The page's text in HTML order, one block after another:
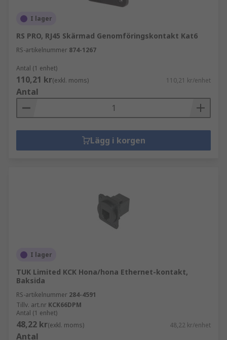
I lager
RS PRO, RJ45 Skärmad Genomföringskontakt Kat6
RS-artikelnummer 874-1267
Antal (1 enhet)
110,21 kr(exkl. moms) 110,21 kr/enhet
Antal
Lägg i korgen
I lager
TUK Limited KCK Hona/hona Ethernet-kontakt,
Baksida
RS-artikelnummer 284-4591
Tillv. art.nr KCK66DPM
Antal (1 enhet)
48,22 kr(exkl. moms) 48,22 kr/enhet
Antal